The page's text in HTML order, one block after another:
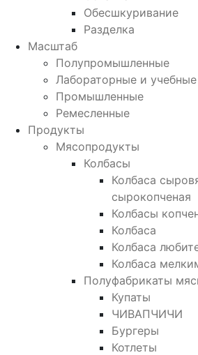
Обесшкуривание
Разделка
Масштаб
Полупромышленные
Лабораторные и учебные
Промышленные
Ремесленные
Продукты
Мясопродукты
Колбасы
Колбаса
сырокопченая
Колбасы
Колбаса
Колбаса
Колбаса
Полуфабрикаты
Купаты
ЧИВАПЧИЧИ
Бургеры
Котлеты